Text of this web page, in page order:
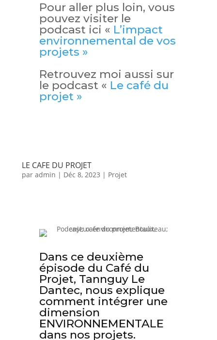
Pour aller plus loin, vous
pouvez visiter le
podcast ici « L’impact
environnemental de vos
projets »
Retrouvez moi aussi sur
le podcast « Le café du
projet »
LE CAFE DU PROJET
par admin | Déc 8, 2023 | Projet
Dans ce deuxième
épisode du Café du
Projet, Tannguy Le
Dantec, nous explique
comment intégrer une
dimension
ENVIRONNEMENTALE
dans nos projets.